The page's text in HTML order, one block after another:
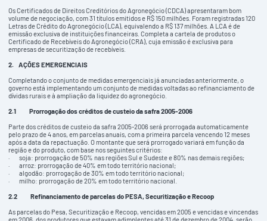
Os Certificados de Direitos Creditórios do Agronegócio (CDCA) apresentaram bom
volume de negociação, com 31 títulos emitidos e R$ 150 milhões. Foram registradas 120
Letras de Crédito do Agronegócio (LCA), equivalendo a R$ 137 milhões. A LCA é de
emissão exclusiva de instituições financeiras. Completa a cartela de produtos o
Certificado de Recebíveis do Agronegócio (CRA), cuja emissão é exclusiva para
empresas de securitização de recebíveis.
2.AÇÕES EMERGENCIAIS
Completando o conjunto de medidas emergenciais já anunciadas anteriormente, o
governo está implementando um conjunto de medidas voltadas ao refinanciamento de
dívidas rurais e à ampliação da liquidez do agronegócio.
2.1Prorrogação dos créditos de custeio da safra 2005-2006
Parte dos créditos de custeio da safra 2005-2006 será prorrogada automaticamente
pelo prazo de 4 anos, em parcelas anuais, com a primeira parcela vencendo 12 meses
após a data da repactuação. O montante que será prorrogado variará em função da
região e do produto, com base nos seguintes critérios:
· soja: prorrogação de 50% nas regiões Sul e Sudeste e 80% nas demais regiões;
· arroz: prorrogação de 40% em todo território nacional;
· algodão: prorrogação de 30% em todo território nacional;
· milho: prorrogação de 20% em todo território nacional.
2.2Refinanciamento de parcelas do PESA, Securitização e Recoop
As parcelas do Pesa, Securitização e Recoop, vencidas em 2005 e vencidas e vincendas